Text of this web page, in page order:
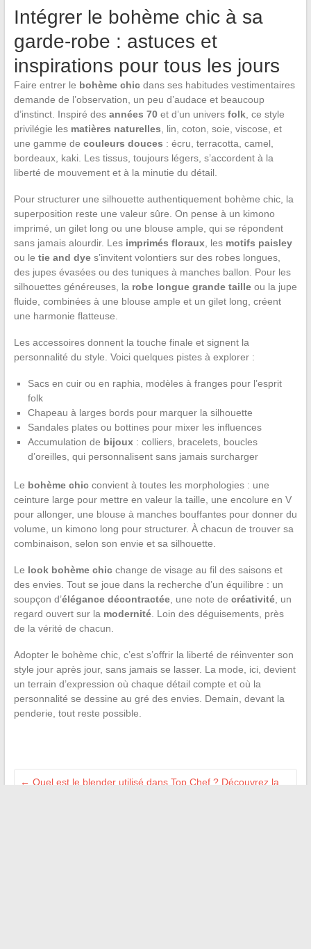
Intégrer le bohème chic à sa
garde-robe : astuces et
inspirations pour tous les jours
Faire entrer le bohème chicdans ses habitudes vestimentaires
demande de l’observation, un peu d’audace et beaucoup
d’instinct. Inspiré des années 70et d’un univers folk, ce style
privilégie les matières naturelles , lin, coton, soie, viscose, et
une gamme de couleurs douces : écru, terracotta, camel,
bordeaux, kaki. Les tissus, toujours légers, s’accordent à la
liberté de mouvement et à la minutie du détail.
Pour structurer une silhouette authentiquement bohème chic, la
superposition reste une valeur sûre. On pense à un kimono
imprimé, un gilet long ou une blouse ample, qui se répondent
sans jamais alourdir. Les imprimés floraux, les motifs paisley
ou le tie and dyes’invitent volontiers sur des robes longues,
des jupes évasées ou des tuniques à manches ballon. Pour les
silhouettes généreuses, la robe longue grande tailleou la jupe
fluide, combinées à une blouse ample et un gilet long, créent
une harmonie flatteuse.
Les accessoires donnent la touche finale et signent la
personnalité du style. Voici quelques pistes à explorer :
Sacs en cuir ou en raphia, modèles à franges pour l’esprit
folk
Chapeau à larges bords pour marquer la silhouette
Sandales plates ou bottines pour mixer les influences
Accumulation de bijoux: colliers, bracelets, boucles
d’oreilles, qui personnalisent sans jamais surcharger
Le bohème chicconvient à toutes les morphologies : une
ceinture large pour mettre en valeur la taille, une encolure en V
pour allonger, une blouse à manches bouffantes pour donner du
volume, un kimono long pour structurer. À chacun de trouver sa
combinaison, selon son envie et sa silhouette.
Le look bohème chicchange de visage au fil des saisons et
des envies. Tout se joue dans la recherche d’un équilibre : un
soupçon d’élégance décontractée, une note de créativité, un
regard ouvert sur la modernité. Loin des déguisements, près
de la vérité de chacun.
Adopter le bohème chic, c’est s’offrir la liberté de réinventer son
style jour après jour, sans jamais se lasser. La mode, ici, devient
un terrain d’expression où chaque détail compte et où la
personnalité se dessine au gré des envies. Demain, devant la
penderie, tout reste possible.
← Quel est le blender utilisé dans Top Chef ? Découvrez la